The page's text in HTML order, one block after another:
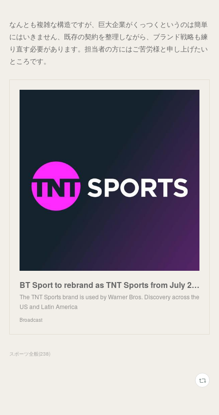
なんとも複雑な構造ですが、巨大企業がくっつくというのは簡単
にはいきません、既存の契約を整理しながら、ブランド戦略も練
り直す必要があります。担当者の方にはご苦労様と申し上げたい
ところです。
BT Sport to rebrand as TNT Sports from July 2023
The TNT Sports brand is used by Warner Bros. Discovery across the
US and Latin America
Broadcast
スポーツ全般(238)